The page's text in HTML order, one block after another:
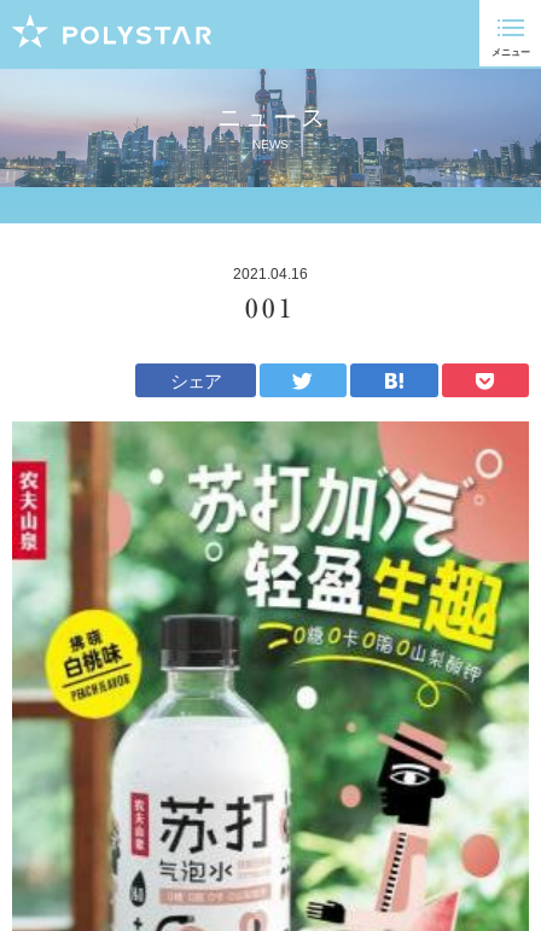
ニュース
NEWS
2021.04.16
001
シェア